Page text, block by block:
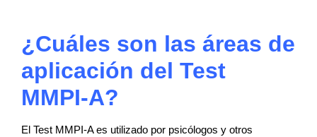
¿Cuáles son las áreas de
aplicación del Test
MMPI-A?
El Test MMPI-A es utilizado por psicólogos y otros